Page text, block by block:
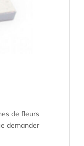
de fleurs
demander